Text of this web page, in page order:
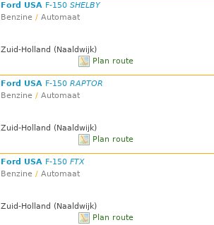
Ford USA F-150 SHELBY
Benzine / Automaat
Zuid-Holland (Naaldwijk)
Plan route
Ford USA F-150 RAPTOR
Benzine / Automaat
Zuid-Holland (Naaldwijk)
Plan route
Ford USA F-150 FTX
Benzine / Automaat
Zuid-Holland (Naaldwijk)
Plan route